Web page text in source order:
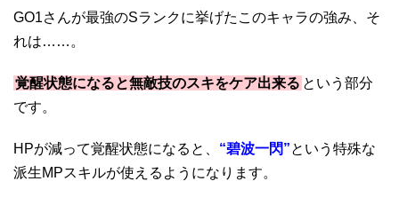
GO1さんが最強のSランクに挙げたこのキャラの強み、そ
れは……。
覚醒状態になると無敵技のスキをケア出来る という部分
です。
HPが減って覚醒状態になると、 “碧波一閃”という特殊な
派生MPスキルが使えるようになります。